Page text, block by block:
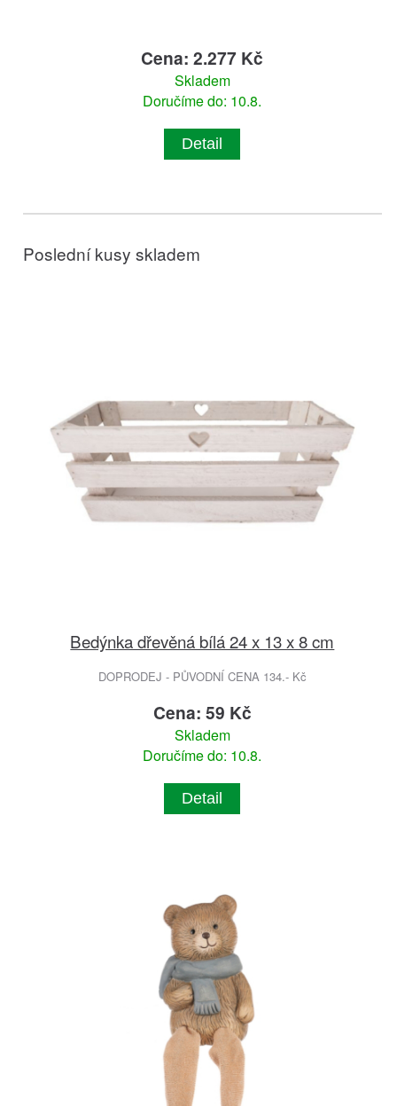
Cena: 2.277 Kč
Skladem
Doručíme do: 10.8.
Detail
Poslední kusy skladem
Bedýnka dřevěná bílá 24 x 13 x 8 cm
DOPRODEJ - PŮVODNÍ CENA 134.- Kč
Cena: 59 Kč
Skladem
Doručíme do: 10.8.
Detail